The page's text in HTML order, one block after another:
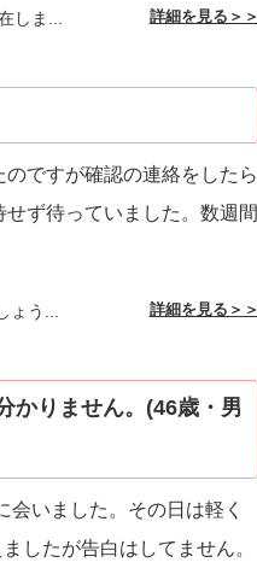
しま... 詳細を見る＞＞
ですが確認の連絡をしたら
ず待っていました。数週間
う... 詳細を見る＞＞
かりません。(46歳・男
いました。その日は軽く
したが告白はしてません。